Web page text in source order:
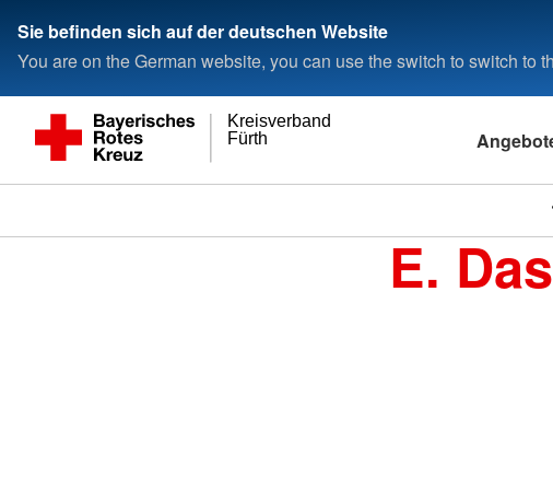
Sie befinden sich auf der deutschen Website
You are on the German website, you can use the switch to switch to
Fürth
Kreisverband
E.